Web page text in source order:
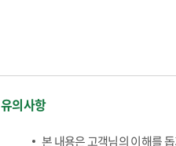
유의사항
본 내용은 고객님의 이해를